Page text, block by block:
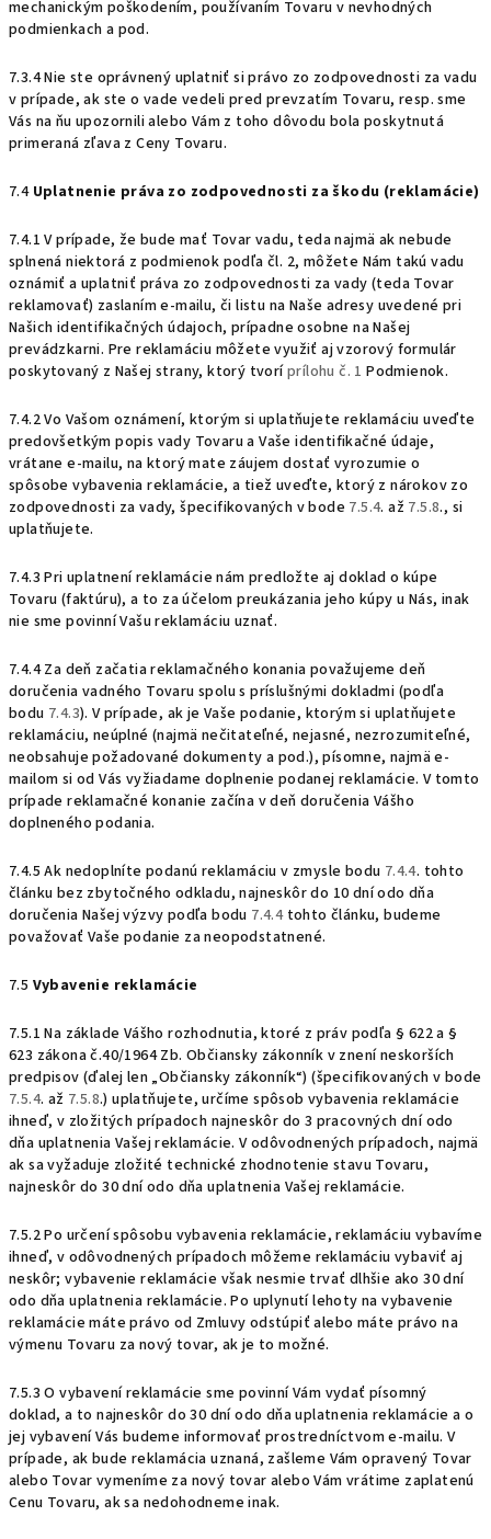
mechanickým poškodením, používaním Tovaru v nevhodných
podmienkach a pod.
7.3.4 Nie ste oprávnený uplatniť si právo zo zodpovednosti za vadu
v prípade, ak ste o vade vedeli pred prevzatím Tovaru, resp. sme
Vás na ňu upozornili alebo Vám z toho dôvodu bola poskytnutá
primeraná zľava z Ceny Tovaru.
7.4Uplatnenie práva zo zodpovednosti za škodu (reklamácie)
7.4.1 V prípade, že bude mať Tovar vadu, teda najmä ak nebude
splnená niektorá z podmienok podľa čl. 2, môžete Nám takú vadu
oznámiť a uplatniť práva zo zodpovednosti za vady (teda Tovar
reklamovať) zaslaním e-mailu, či listu na Naše adresy uvedené pri
Našich identifikačných údajoch, prípadne osobne na Našej
prevádzkarni. Pre reklamáciu môžete využiť aj vzorový formulár
poskytovaný z Našej strany, ktorý tvoríprílohu č. 1 Podmienok.
7.4.2 Vo Vašom oznámení, ktorým si uplatňujete reklamáciu uveďte
predovšetkým popis vady Tovaru a Vaše identifikačné údaje,
vrátane e-mailu, na ktorý mate záujem dostať vyrozumie o
spôsobe vybavenia reklamácie, a tiež uveďte, ktorý z nárokov zo
zodpovednosti za vady, špecifikovaných v bode 7.5.4. až 7.5.8., si
uplatňujete.
7.4.3 Pri uplatnení reklamácie nám predložte aj doklad o kúpe
Tovaru (faktúru), a to za účelom preukázania jeho kúpy u Nás, inak
nie sme povinní Vašu reklamáciu uznať.
7.4.4 Za deň začatia reklamačného konania považujeme deň
doručenia vadného Tovaru spolu s príslušnými dokladmi (podľa
bodu 7.4.3). V prípade, ak je Vaše podanie, ktorým si uplatňujete
reklamáciu, neúplné (najmä nečitateľné, nejasné, nezrozumiteľné,
neobsahuje požadované dokumenty a pod.), písomne, najmä e-
mailom si od Vás vyžiadame doplnenie podanej reklamácie. V tomto
prípade reklamačné konanie začína v deň doručenia Vášho
doplneného podania.
7.4.5 Ak nedoplníte podanú reklamáciu v zmysle bodu 7.4.4. tohto
článku bez zbytočného odkladu, najneskôr do 10 dní odo dňa
doručenia Našej výzvy podľa bodu 7.4.4tohto článku, budeme
považovať Vaše podanie za neopodstatnené.
7.5 Vybavenie reklamácie
7.5.1 Na základe Vášho rozhodnutia, ktoré z práv podľa § 622 a §
623 zákona č.40/1964 Zb. Občiansky zákonník v znení neskorších
predpisov (ďalej len „Občiansky zákonník“) (špecifikovaných v bode
7.5.4. až 7.5.8.) uplatňujete, určíme spôsob vybavenia reklamácie
ihneď, v zložitých prípadoch najneskôr do 3 pracovných dní odo
dňa uplatnenia Vašej reklamácie. V odôvodnených prípadoch, najmä
ak sa vyžaduje zložité technické zhodnotenie stavu Tovaru,
najneskôr do 30 dní odo dňa uplatnenia Vašej reklamácie.
7.5.2 Po určení spôsobu vybavenia reklamácie, reklamáciu vybavíme
ihneď, v odôvodnených prípadoch môžeme reklamáciu vybaviť aj
neskôr; vybavenie reklamácie však nesmie trvať dlhšie ako 30 dní
odo dňa uplatnenia reklamácie. Po uplynutí lehoty na vybavenie
reklamácie máte právo od Zmluvy odstúpiť alebo máte právo na
výmenu Tovaru za nový tovar, ak je to možné.
7.5.3 O vybavení reklamácie sme povinní Vám vydať písomný
doklad, a to najneskôr do 30 dní odo dňa uplatnenia reklamácie a o
jej vybavení Vás budeme informovať prostredníctvom e-mailu. V
prípade, ak bude reklamácia uznaná, zašleme Vám opravený Tovar
alebo Tovar vymeníme za nový tovar alebo Vám vrátime zaplatenú
Cenu Tovaru, ak sa nedohodneme inak.